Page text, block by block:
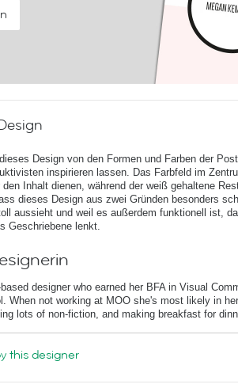
Design von den Formen und Farben der
inspirieren lassen. Das Farbfeld im
Inhalt dienen, während der weiß gehaltene
dieses Design aus zwei Gründen besonders
aussieht und weil es außerdem funktionell ist,
Geschriebene lenkt.
designer who earned her BFA in Visual
When not working at MOO she's most likely in
lots of non-fiction, and making breakfast for
this designer